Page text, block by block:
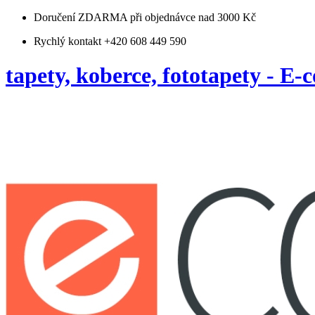
Doručení ZDARMA při objednávce nad 3000 Kč
Rychlý kontakt +420 608 449 590
tapety, koberce, fototapety - E-